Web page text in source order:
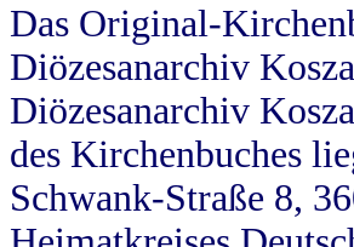
Das Original-
Diözesanarchiv
Diözesanarchiv
des Kirchenbuches
Schwank-Straße 8,